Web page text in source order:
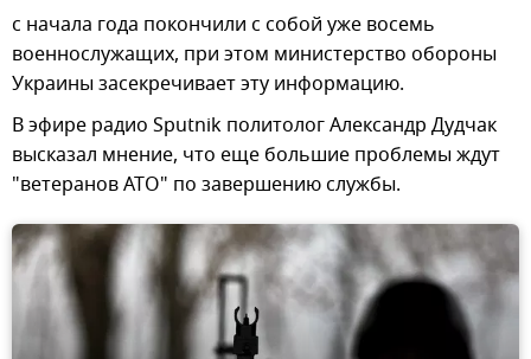
с начала года покончили с собой уже восемь
военнослужащих, при этом министерство обороны
Украины засекречивает эту информацию.
В эфире радио Sputnik политолог Александр Дудчак
высказал мнение, что еще большие проблемы ждут
"ветеранов АТО" по завершению службы.